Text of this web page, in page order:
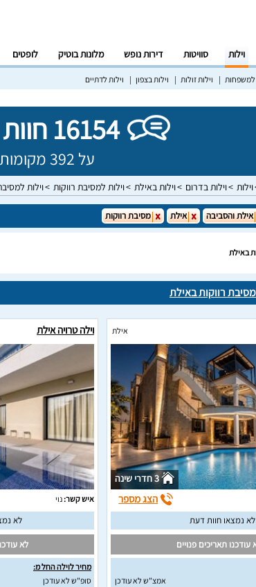
וילות סוויטות דירות נופש מלונות בוטיק לופטים
למשפחות וילות זולות וילות בצפון וילות לדתיים
16154 חוות דעת מאומתות!
על 392 מקומות אירוח שונים בישראל
וילות וילות בדרום וילות באילת וילות למסיבת רווקות וילות
אילת והסביבה אילת מסיבת רווקות
באילת
רווקות באילת
אילת
3 חדרי שינה
הצג מספר
לא נמצאו חוות דעת
עודכנו תאריכים פנויים
אמצ"ש לא עודכן
וילה טרויה אילת
איש קשר:נוי
לא
לא
מחיר לוילה החל מ:
סופ"ש לא עודכן